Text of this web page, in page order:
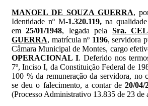
MANOEL DE SOUZA GUERRA,
Identidade nº M-1.320.119, na
em25/01/1948, legada pela
Sra.
GUERRA, matrícula nº 1196, servidora
Câmara Municipal de Montes, cargo
OPERACIONAL I. Deferido nos
7º, Inciso I, da Constituição Federal de
100 % da remuneração da servidora, no
se deu o falecimento, a contar de20/04/
(Processo Administrativo 13.835 de 23 de